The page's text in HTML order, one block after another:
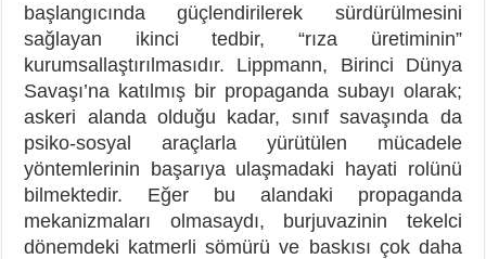
başlangıcında güçlendirilerek sürdürülmesini
sağlayan ikinci tedbir, “rıza üretiminin”
kurumsallaştırılmasıdır. Lippmann, Birinci Dünya
Savaşı’na katılmış bir propaganda subayı olarak;
askeri alanda olduğu kadar, sınıf savaşında da
psiko-sosyal araçlarla yürütülen mücadele
yöntemlerinin başarıya ulaşmadaki hayati rolünü
bilmektedir. Eğer bu alandaki propaganda
mekanizmaları olmasaydı, burjuvazinin tekelci
dönemdeki katmerli sömürü ve baskısı çok daha